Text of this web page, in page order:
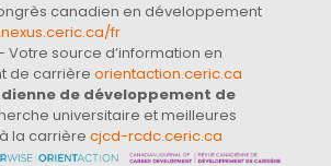
canadien en développement
fr
Votre source d’information en
de carrière orientaction.ceric.ca
de développement de
universitaire et meilleures
la carrière cjcd-rcdc.ceric.ca